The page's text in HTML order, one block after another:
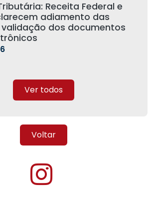
Receita Federal e
adiamento das
dos documentos
Ver todos
Voltar